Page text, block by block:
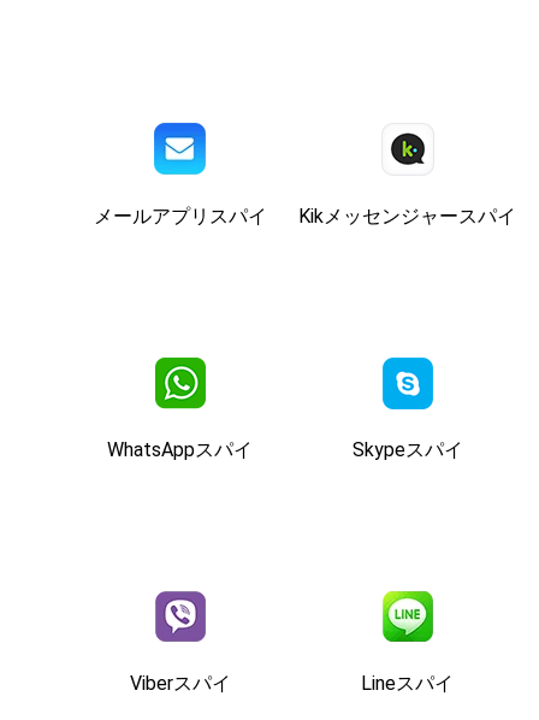
メールアプリスパイ Kikメッセンジャースパイ
WhatsAppスパイ Skypeスパイ
Viberスパイ Lineスパイ